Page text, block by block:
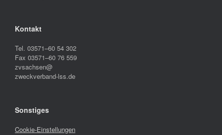
Kontakt
Tel. 03571–60 54 302
Fax 03571–60 76 559
zvsachsen@
zweckverband-lss.de
Sonstiges
Cookie-Einstellungen